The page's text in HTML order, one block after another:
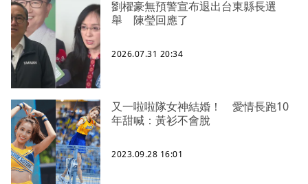
劉櫂豪無預警宣布退出台東縣長選
舉 陳瑩回應了
2026.07.31 20:34
又一啦啦隊女神結婚！ 愛情長跑10
年甜喊：黃衫不會脫
2023.09.28 16:01